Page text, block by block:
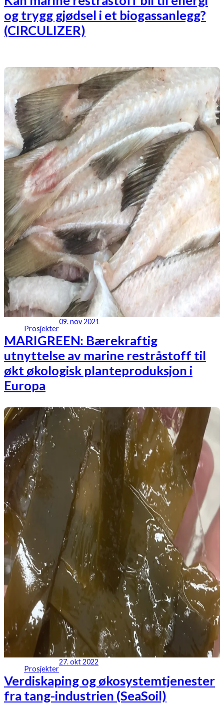
og trygg gjødsel i et biogassanlegg?
(CIRCULIZER)
Prosjekter
09. nov 2021
MARIGREEN: Bærekraftig
utnyttelse av marine restråstoff til
økt økologisk planteproduksjon i
Europa
Prosjekter
27. okt 2022
Verdiskaping og økosystemtjenester
fra tang-industrien (SeaSoil)